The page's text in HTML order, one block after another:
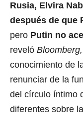
Rusia, Elvira
después de que
pero Putin no
reveló Bloomberg,
conocimiento de
renunciar de la
del círculo íntimo
diferentes sobre